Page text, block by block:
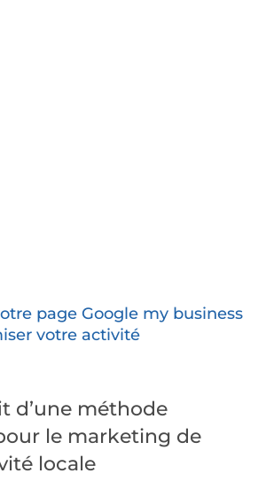
page Google my business
votre activité
d’une méthode
le marketing de
locale